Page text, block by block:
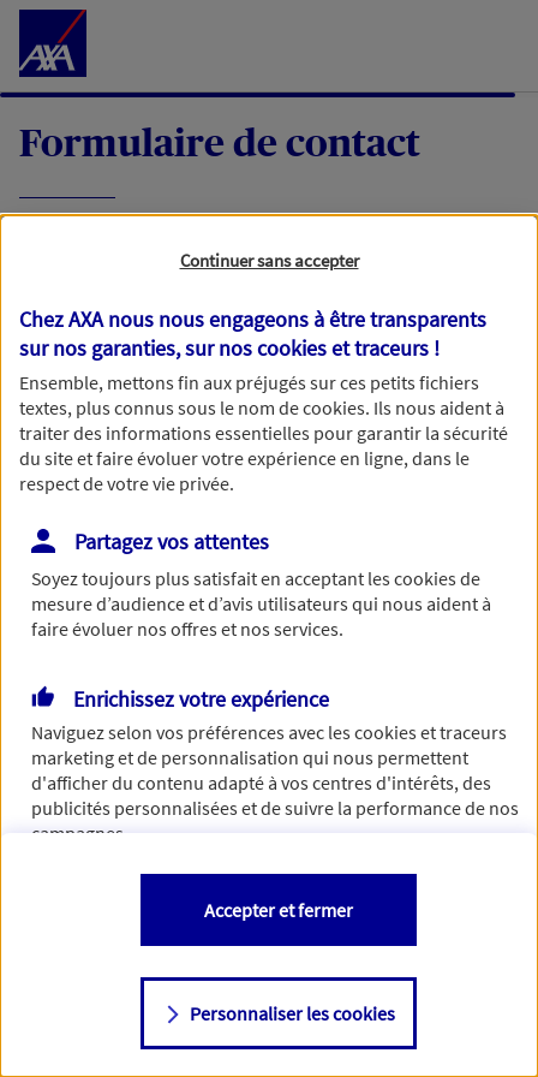
Accéder au Contenu
Formulaire de contact
demande, nous vous répondrons dans les
meilleurs délais par mail ou par téléphone.
Votre message :
Vous disposez de droits sur les informations vous concernant. Pour
plus d’informations,cliquez ici.
Continuer sans accepter
Chez AXA nous nous engageons à être transparents
sur nos garanties, sur noscookies et traceurs !
Ensemble, mettons fin aux préjugés sur ces petits fichiers
textes, plus connus sous le nom decookies. Ils nous aident à
traiter des informations essentielles pour garantir la sécurité
du site et faire évoluer votre expérience en ligne, dans le
respect de votre vie privée.
Partagez vos attentes
Soyez toujours plus satisfait en acceptant lescookiesde
mesure d’audience et d’avis utilisateurs qui nous aident à
faire évoluer nos offres et nos services.
Enrichissez votre expérience
Naviguez selon vos préférences avec lescookies et traceurs
marketing et de personnalisation qui nous permettent
d'afficher du contenu adapté à vos centres d'intérêts, des
publicités personnalisées et de suivre la performance de nos
campagnes.
Vous êtes libre de les accepter, de les refuser comme de
changer d'avis à tout moment en allant sur
Consulter notre politique decookies
Personnaliser les cookies
Accepter et fermer